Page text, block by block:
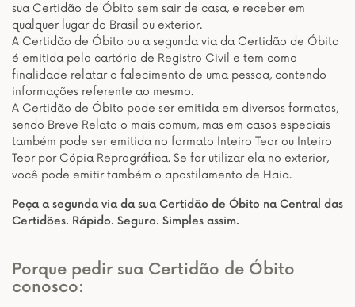
sua Certidão de Óbito sem sair de casa, e receber em
qualquer lugar do Brasil ou exterior.
A Certidão de Óbito ou a segunda via da Certidão de Óbito
é emitida pelo cartório de Registro Civil e tem como
finalidade relatar o falecimento de uma pessoa, contendo
informações referente ao mesmo.
A Certidão de Óbito pode ser emitida em diversos formatos,
sendo Breve Relato o mais comum, mas em casos especiais
também pode ser emitida no formato Inteiro Teor ou Inteiro
Teor por Cópia Reprográfica. Se for utilizar ela no exterior,
você pode emitir também o apostilamento de Haia.
Peça a segunda via da sua Certidão de Óbito na Central das
Certidões. Rápido. Seguro. Simples assim.
Porque pedir sua Certidão de Óbito
conosco: